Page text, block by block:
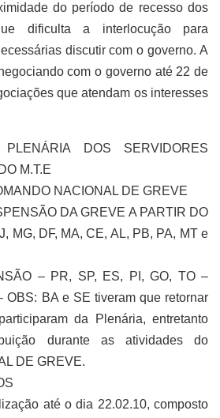
do período de recesso dos
dificulta a interlocução para
discutir com o governo. A
com o governo até 22 de
que atendam os interesses
DOS SERVIDORES
M.T.E
NACIONAL DE GREVE
DA GREVE A PARTIR DO
MG, DF, MA, CE, AL, PB, PA, MT e
– PR, SP, ES, PI, GO, TO –
OBS: BA e SE tiveram que retornar
da Plenária, entretanto
durante as atividades do
DE GREVE.
até o dia 22.02.10, composto